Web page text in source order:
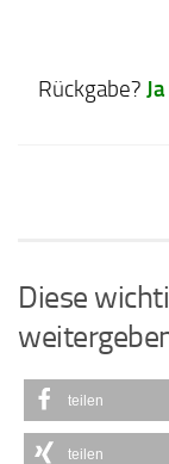
Rückgabe? Ja
Diese
teilen
teilen